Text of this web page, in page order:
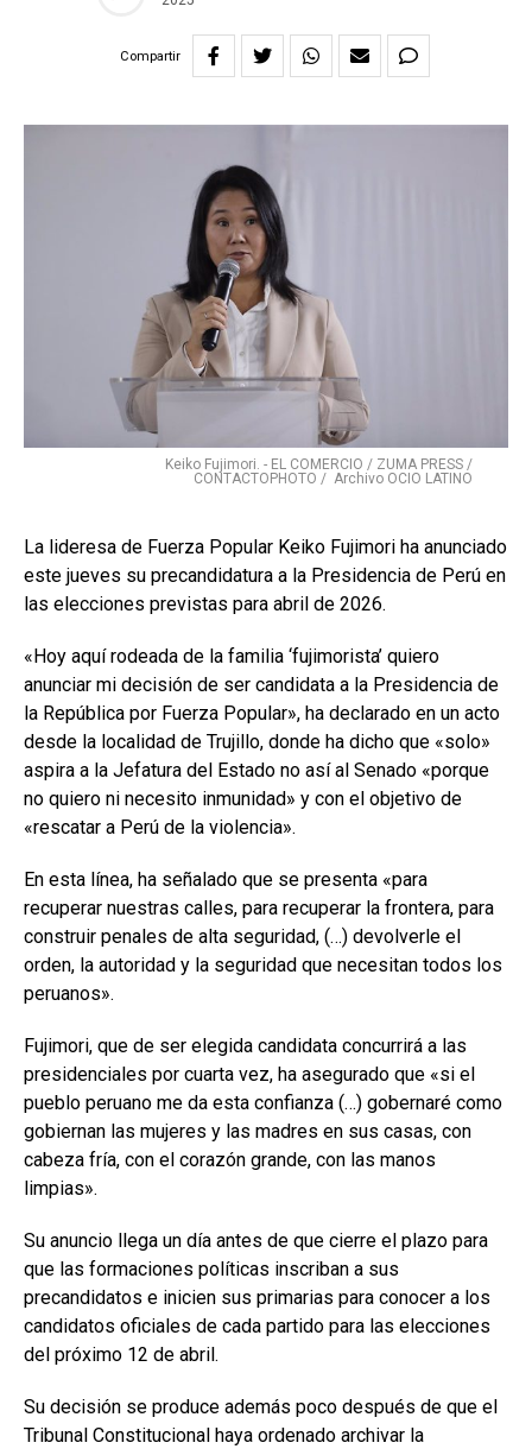
Compartir
Keiko Fujimori. - EL COMERCIO / ZUMA PRESS /
CONTACTOPHOTO / Archivo OCIO LATINO
La lideresa de Fuerza Popular Keiko Fujimori ha anunciado
este jueves su precandidatura a la Presidencia de Perú en
las elecciones previstas para abril de 2026.
«Hoy aquí rodeada de la familia ‘fujimorista’ quiero
anunciar mi decisión de ser candidata a la Presidencia de
la República por Fuerza Popular», ha declarado en un acto
desde la localidad de Trujillo, donde ha dicho que «solo»
aspira a la Jefatura del Estado no así al Senado «porque
no quiero ni necesito inmunidad» y con el objetivo de
«rescatar a Perú de la violencia».
En esta línea, ha señalado que se presenta «para
recuperar nuestras calles, para recuperar la frontera, para
construir penales de alta seguridad, (…) devolverle el
orden, la autoridad y la seguridad que necesitan todos los
peruanos».
Fujimori, que de ser elegida candidata concurrirá a las
presidenciales por cuarta vez, ha asegurado que «si el
pueblo peruano me da esta confianza (…) gobernaré como
gobiernan las mujeres y las madres en sus casas, con
cabeza fría, con el corazón grande, con las manos
limpias».
Su anuncio llega un día antes de que cierre el plazo para
que las formaciones políticas inscriban a sus
precandidatos e inicien sus primarias para conocer a los
candidatos oficiales de cada partido para las elecciones
del próximo 12 de abril.
Su decisión se produce además poco después de que el
Tribunal Constitucional haya ordenado archivar la